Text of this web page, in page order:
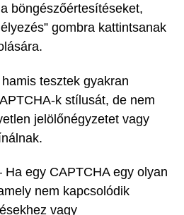
böngészőértesítéseket,
gombra kattintsanak
hamis tesztek gyakran
k stílusát, de nem
jelölőnégyzetet vagy
Ha egy CAPTCHA egy olyan
nem kapcsolódik
vagy